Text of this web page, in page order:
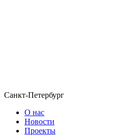
Санкт-Петербург
О нас
Новости
Проекты